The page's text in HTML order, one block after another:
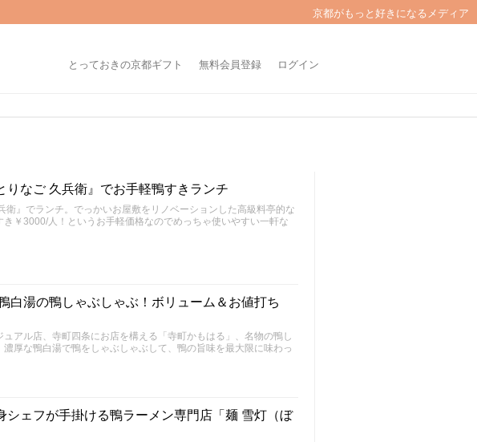
京都がもっと好きになるメディア
とっておきの京都ギフト 無料会員登録 ログイン
りなご 久兵衛』でお手軽鴨すきランチ
衛』でランチ。でっかいお屋敷をリノベーションした高級料亭的な
￥3000/人！というお手軽価格なのでめっちゃ使いやすい一軒な
白湯の鴨しゃぶしゃぶ！ボリューム＆お値打ち
アル店、寺町四条にお店を構える「寺町かもはる」、名物の鴨し
濃厚な鴨白湯で鴨をしゃぶしゃぶして、鴨の旨味を最大限に味わっ
シェフが手掛ける鴨ラーメン専門店「麺 雪灯（ぼ